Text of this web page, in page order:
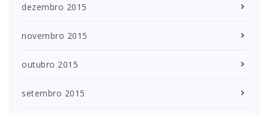
dezembro 2015
novembro 2015
outubro 2015
setembro 2015